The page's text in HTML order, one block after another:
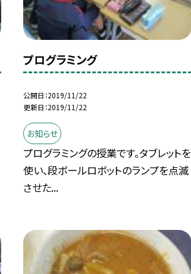
プログラミング
公開日 2019/11/22
更新日 2019/11/22
お知らせ
プログラミングの授業です。タブレットを
使い、段ボールロボットのランプを点滅
させた...